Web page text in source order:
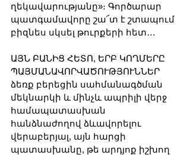
ղեկավարությանը»։ Գործարար
պատգամավորը շա՜տ է շտապում
բիզնես սկսել թուրքերի հետ…
ԱՅՆ ԲԱՆԻՑ ՀԵՏՈ, ԵՐԲ ԿՈՂՄԵՐԸ
ՊԱՅՄԱՆԱՎՈՐՎԱԾՈՒԹՅՈՒՆՆԵՐ
ձեռք բերեցին սահմանագծման
մեկնարկի և մինչև ապրիլի վերջ
համապատասխան
հանձնաժողով ձևավորելու
վերաբերյալ, այն հարցի
պատասխանը, թե արդյոք իշխող